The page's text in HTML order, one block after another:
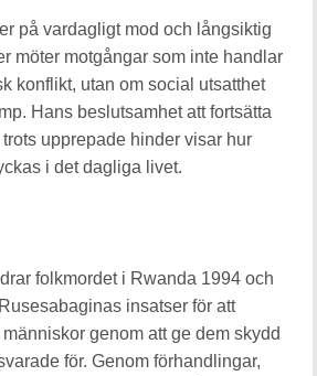
på vardagligt mod och långsiktig
möter motgångar som inte handlar
konflikt, utan om social utsatthet
Hans beslutsamhet att fortsätta
upprepade hinder visar hur
i det dagliga livet.
folkmordet i Rwanda 1994 och
insatser för att
genom att ge dem skydd
för. Genom förhandlingar,